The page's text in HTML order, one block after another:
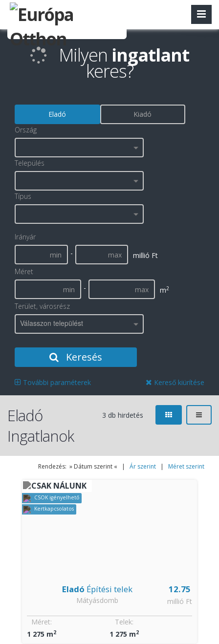
Milyen ingatlant
keres?
Eladó
Kiadó
Ország
Település
Típus
Irányár
-
millió Ft
Méret
-
m2
Terület, városrész
Válasszon települést
Keresés
További paraméterek Kereső kiürítése
3 db hirdetés
Eladó
Ingatlanok
Rendezés: » Dátum szerint « | Ár szerint | Méret szerint
CSAK NÁLUNK
CSOK igényelhető
Kertkapcsolatos
12.75
millió Ft
Eladó Építési telek
Mátyásdomb
Méret:
1 275 m2
Telek:
1 275 m2